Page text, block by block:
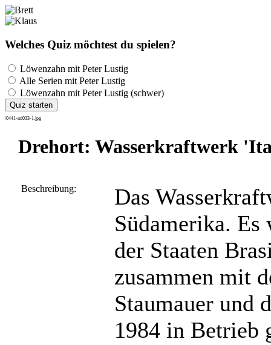
Welches Quiz möchtest du spielen?
Löwenzahn mit Peter Lustig
Alle Serien mit Peter Lustig
Löwenzahn mit Peter Lustig (schwer)
Quiz starten
/0441-mi033-1.jpg
Drehort: Wasserkraftwerk
Beschreibung:
Das
Südamerika.
der Staaten
zusammen mit
Staumauer und
1984 in Betrieb